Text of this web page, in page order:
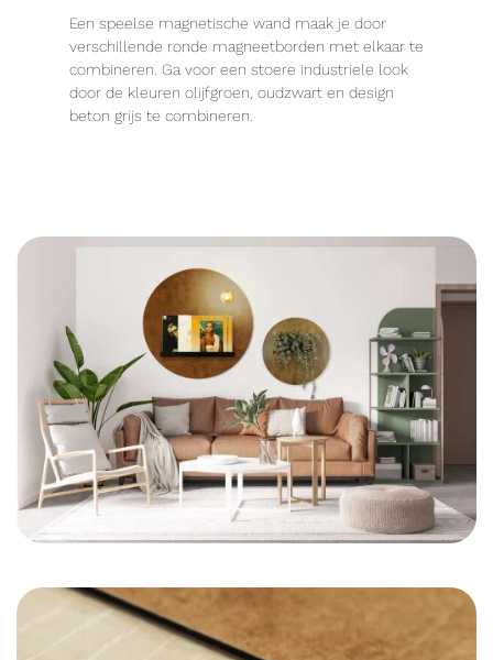
Een speelse magnetische wand maak je door
verschillende ronde magneetborden met elkaar te
combineren. Ga voor een stoere industriele look
door de kleuren olijfgroen, oudzwart en design
beton grijs te combineren.